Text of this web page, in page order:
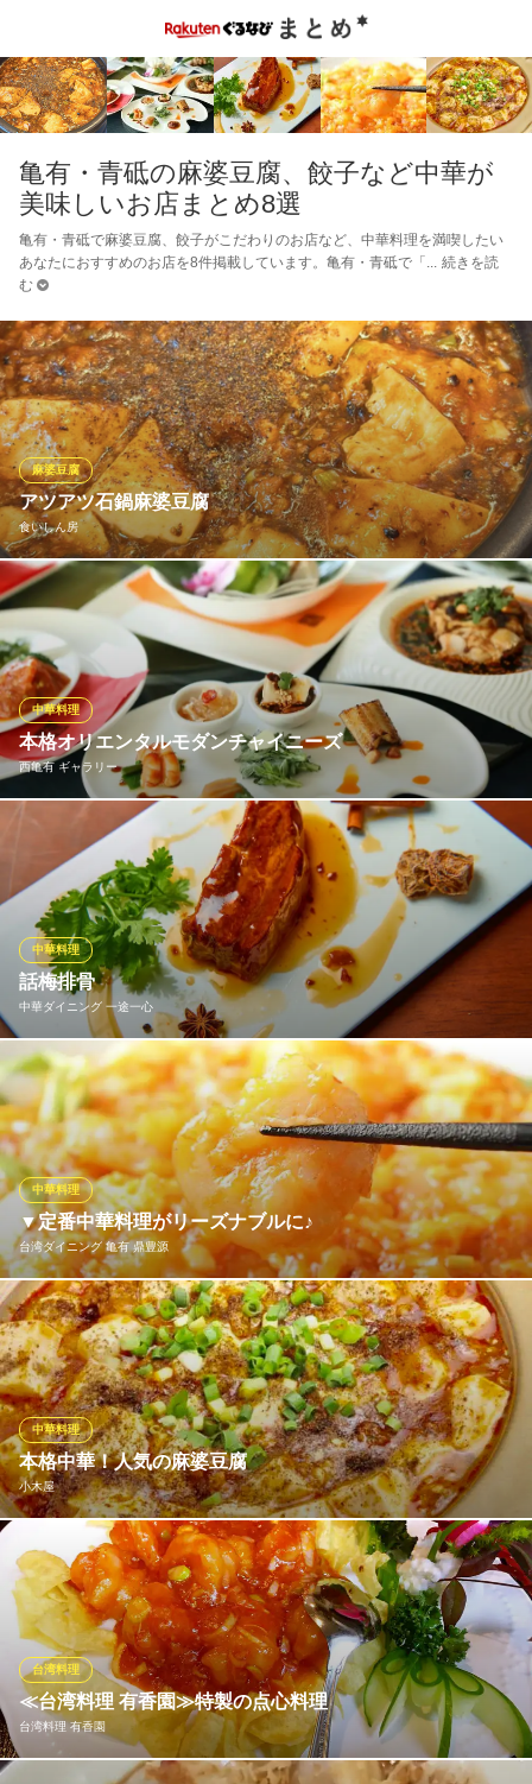
亀有・青砥の麻婆豆腐、餃子など中華が
美味しいお店まとめ8選
亀有・青砥で麻婆豆腐、餃子がこだわりのお店など、中華料理を満喫したい
あなたにおすすめのお店を8件掲載しています。亀有・青砥で「
続きを読
む
アツアツ石鍋麻婆豆腐
食いしん房
麻婆豆腐
アツアツで提供される、石鍋麻婆豆腐は当店自慢の逸品。ピリッ
と効いた山椒がクセになる美味さです。白米とも相性抜群！ぜひ
ライス＆スープセットでご注文下さい！
食いしん房
下町の中華工房
ＪＲ常磐線亀有駅 徒歩4分
東京都葛飾区亀有5-25-1 作左部ビル1F
本格オリエンタルモダンチャイニーズ
西亀有 ギャラリー
中華料理
正統派の中国広東料理に加えて、東南アジアの料理も本格クオリ
ティで味わえます。 シェフが開発した特製ソースや鶏肉の柔らか
さが逸品の「よだれ鶏」から、シンガポールチキンライスの名で
親しまれる海南鶏飯やラクサヌードルまで様々！最新の中国料理×
洗練されたシンガポールテイストのオリエンタル料理をご堪能下
さい。
西亀有 ギャラリー
オリエンタルモダン中華
ＪＲ常磐線綾瀬駅 徒歩17分
東京都葛飾区西亀有2-45-16
話梅排骨
中華ダイニング 一途一心
中華料理
紹興酒で炊いたスペアリブに梅の香りを移したタレをかけてお出
しします。
中華ダイニング 一途一心
中華料理
ＪＲ常磐線亀有駅 徒歩5分
東京都葛飾区亀有4-37-8
▼定番中華料理がリーズナブルに♪
台湾ダイニング 亀有 鼎豊源
中華料理
本格的な中華料理を前菜～メイン料理まで手作りでお召し上がり
いただけます！！お子様に人気なメニューや、お酒にぴったりの
メニュー、お腹一杯になるメニューなど豊富にご用意していま
す！！宴会だけではなく、ランチタイムやお仕事帰りにでも お気
軽にお立ち寄りください！！お待ちしています！！
台湾ダイニング 亀有 鼎豊源
台湾ダイニング居酒屋
ＪＲ常磐線亀有駅 徒歩3分
東京都葛飾区亀有3-20-13 はやしやビル1F
本格中華！人気の麻婆豆腐
小木屋
中華料理
餃子メニューはもちろん酒場メニューも充実！
小木屋
餃子酒場
ＪＲ常磐線亀有駅 徒歩3分
東京都葛飾区亀有3-32-6
≪台湾料理 有香園≫特製の点心料理
台湾料理 有香園
台湾料理